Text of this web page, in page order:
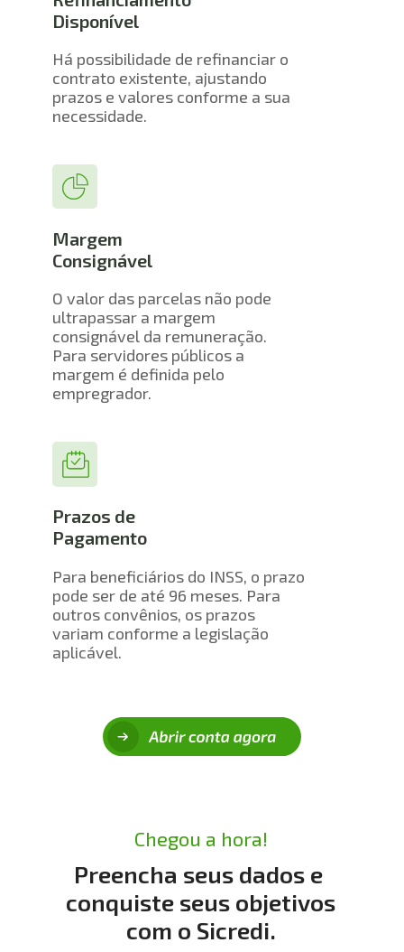
Disponível
Prazos de
Pagamento
Margem
Consignável
Há possibilidade de refinanciar o
contrato existente, ajustando
prazos e valores conforme a sua
necessidade.
Para beneficiários do INSS, o prazo
pode ser de até 96 meses. Para
outros convênios, os prazos
variam conforme a legislação
aplicável.
O valor das parcelas não pode
ultrapassar a margem
consignável da remuneração.
Para servidores públicos a
margem é definida pelo
empregrador.
Chegou a hora!
Preencha seus dados e
conquiste seus objetivos
com o Sicredi.